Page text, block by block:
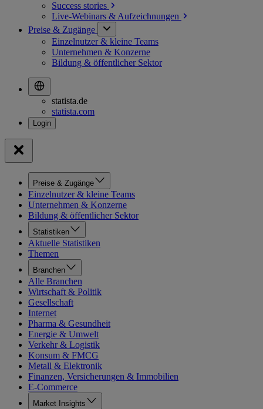
Success stories
Live-Webinars & Aufzeichnungen
Preise & Zugänge
Einzelnutzer & kleine Teams
Unternehmen & Konzerne
Bildung & öffentlicher Sektor
statista.de
statista.com
Preise & Zugänge
Einzelnutzer & kleine Teams
Unternehmen & Konzerne
Bildung & öffentlicher Sektor
Statistiken
Aktuelle Statistiken
Themen
Branchen
Alle Branchen
Wirtschaft & Politik
Gesellschaft
Internet
Pharma & Gesundheit
Energie & Umwelt
Verkehr & Logistik
Konsum & FMCG
Metall & Elektronik
Finanzen, Versicherungen & Immobilien
E-Commerce
Market Insights